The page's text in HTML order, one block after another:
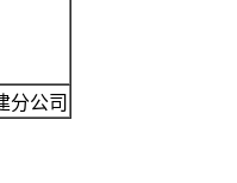
分公司